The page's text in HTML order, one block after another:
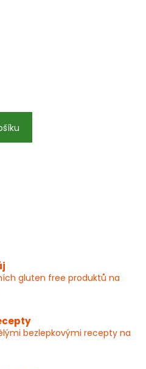
gluten free produktů na
bezlepkovými recepty na